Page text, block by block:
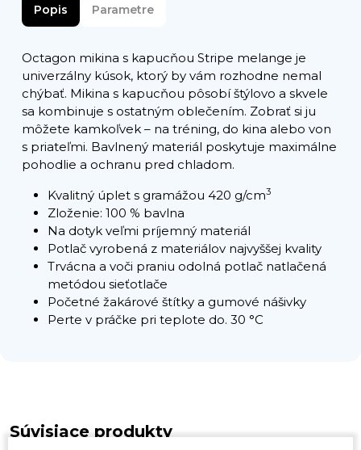
Popis Parametre
Octagon mikina s kapucňou Stripe melange je
univerzálny kúsok, ktorý by vám rozhodne nemal
chýbať. Mikina s kapucňou pôsobí štýlovo a skvele
sa kombinuje s ostatným oblečením. Zobrať si ju
môžete kamkoľvek – na tréning, do kina alebo von
s priateľmi. Bavlnený materiál poskytuje maximálne
pohodlie a ochranu pred chladom.
Kvalitný úplet s gramážou 420 g/cm3
Zloženie: 100 % bavlna
Na dotyk veľmi príjemný materiál
Potlač vyrobená z materiálov najvyššej kvality
Trvácna a voči praniu odolná potlač natlačená
metódou sieťotlače
Početné žakárové štítky a gumové nášivky
Perte v práčke pri teplote do. 30 °C
Súvisiace produkty